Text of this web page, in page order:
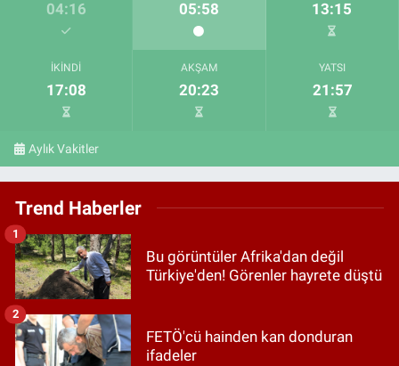
04:16 05:58 13:15
İKINDI
17:08
AKŞAM
20:23
YATSI
21:57
Aylık Vakitler
Trend Haberler
Bu görüntüler Afrika'dan değil
Türkiye'den! Görenler hayrete düştü
1
FETÖ'cü hainden kan donduran
ifadeler
2